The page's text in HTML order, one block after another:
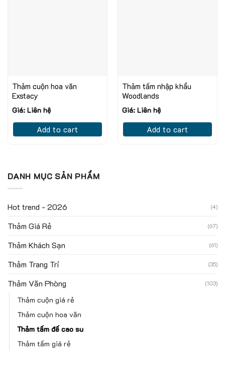
Thảm cuộn hoa văn
Exstacy
Giá: Liên hệ
Add to cart
Thảm tấm nhập khẩu
Woodlands
Giá: Liên hệ
Add to cart
DANH MỤC SẢN PHẨM
Hot trend - 2026 (4)
Thảm Giá Rẻ (67)
Thảm Khách Sạn (61)
Thảm Trang Trí (35)
Thảm Văn Phòng (103)
Thảm cuộn giá rẻ
Thảm cuộn hoa văn
Thảm tấm đế cao su
Thảm tấm giá rẻ